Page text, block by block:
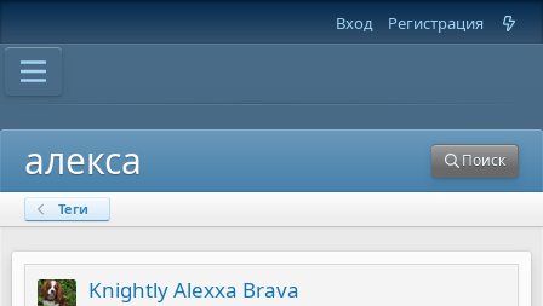
Вход Регистрация
алекса Поиск
Теги
Knightly Alexxa Brava